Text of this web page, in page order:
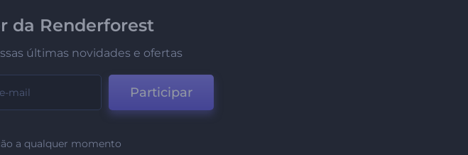
da Renderforest
últimas novidades e ofertas
Participar
a qualquer momento